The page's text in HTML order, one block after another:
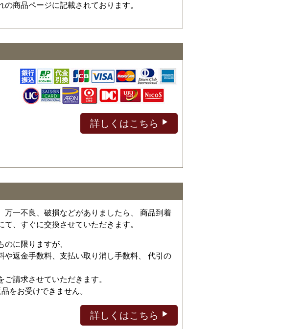
商品ページに記載されております。
詳しくはこちら
一不良、破損などがありましたら、 商品到着
、すぐに交換させていただきます。
に限りますが、
返金手数料、支払い取り消し手数料、 代引の
請求させていただきます。
をお受けできません。
詳しくはこちら